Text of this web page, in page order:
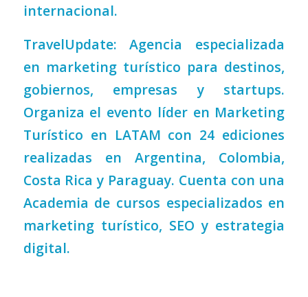
internacional.
TravelUpdate: Agencia especializada
en marketing turístico para destinos,
gobiernos, empresas y startups.
Organiza el evento líder en Marketing
Turístico en LATAM con 24 ediciones
realizadas en Argentina, Colombia,
Costa Rica y Paraguay. Cuenta con una
Academia de cursos especializados en
marketing turístico, SEO y estrategia
digital.